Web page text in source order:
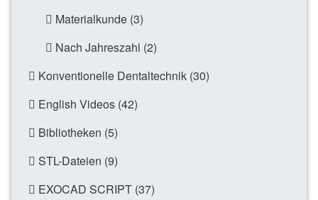
Materialkunde (3)
Nach Jahreszahl (2)
Konventionelle Dentaltechnik (30)
English Videos (42)
Bibliotheken (5)
STL-Dateien (9)
EXOCAD SCRIPT (37)